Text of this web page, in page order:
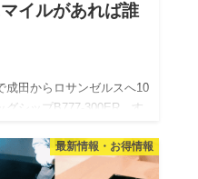
イルがあれば誰
成田からロサンゼルスへ10
グシップB777-300ER。す
ストクラスに搭乗し…
最新情報・お得情報